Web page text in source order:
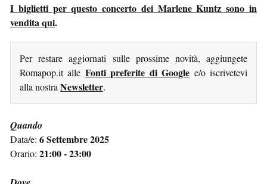
I biglietti per questo concerto dei Marlene Kuntz sono in
vendita qui.
Per restare aggiornati sulle prossime novità, aggiungete
Romapop.it alle Fonti preferite di Google e/o iscrivetevi
alla nostra Newsletter.
Quando
Data/e: 6 Settembre 2025
Orario: 21:00 - 23:00